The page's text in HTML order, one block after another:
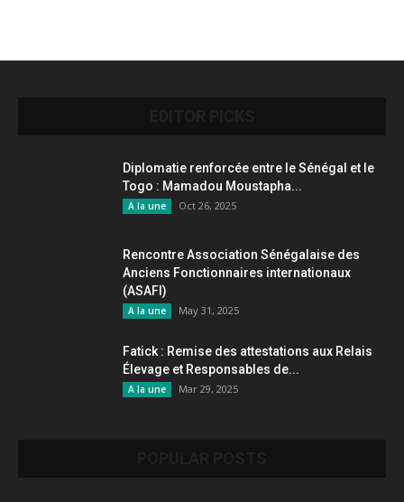
Diplomatie renforcée entre le Sénégal et le
Togo : Mamadou Moustapha...
A la une Oct 26, 2025
Rencontre Association Sénégalaise des
Anciens Fonctionnaires internationaux
(ASAFI)
A la une May 31, 2025
Fatick : Remise des attestations aux Relais
Élevage et Responsables de...
A la une Mar 29, 2025